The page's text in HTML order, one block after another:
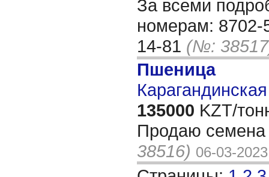
За всеми
номерам: 8702-
14-81 (№:
Пшеница
135000 KZT/
Продаю
38516) 06-03-2023